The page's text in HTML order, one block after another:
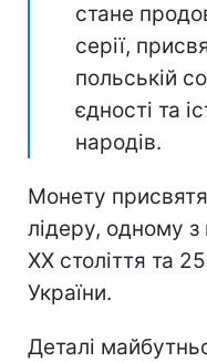
стане
серії,
польській
єдності та
народів.
Монету
лідеру, одному з
ХХ століття та
України.
Деталі